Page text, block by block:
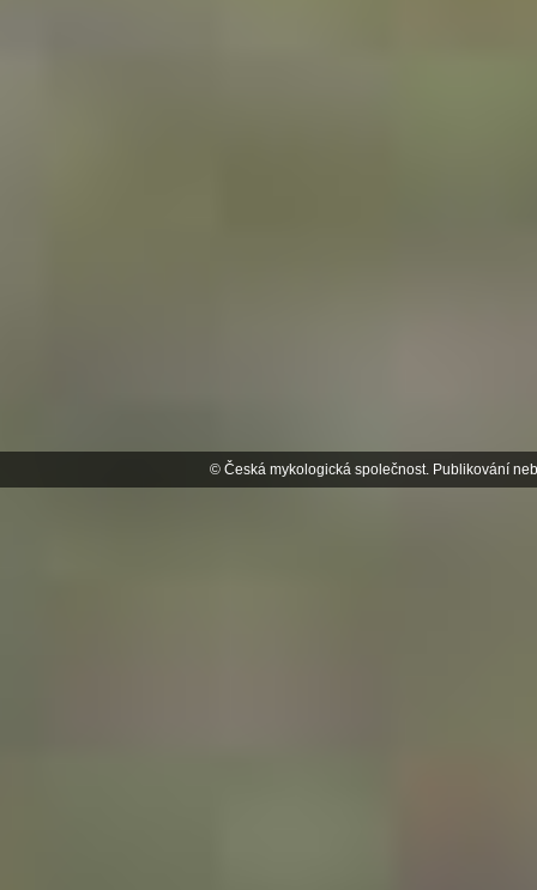
© Česká mykologická společnost. Publikování